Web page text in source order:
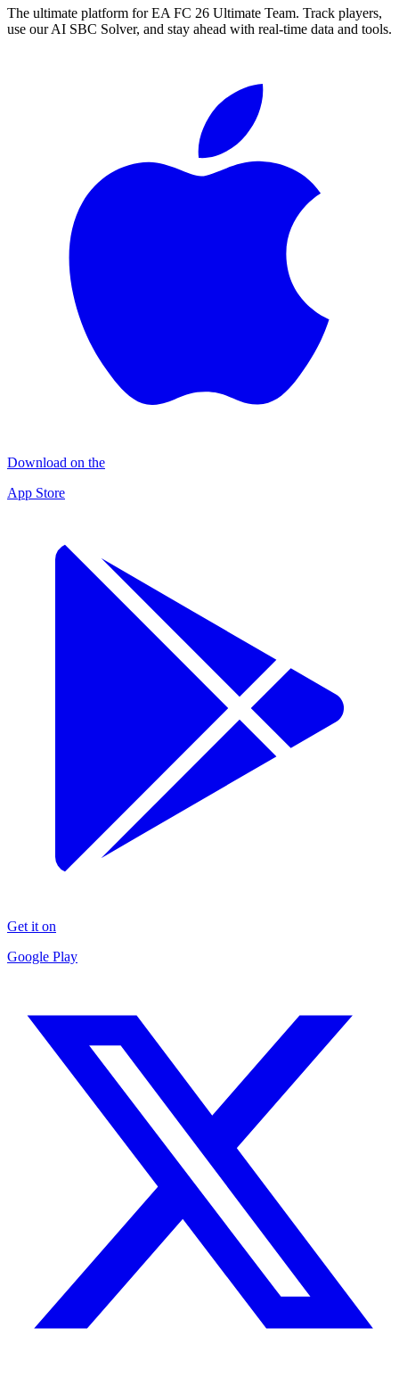
The ultimate platform for EA FC 26 Ultimate Team. Track players,
use our AI SBC Solver, and stay ahead with real-time data and tools.
Download on the
App Store
Get it on
Google Play